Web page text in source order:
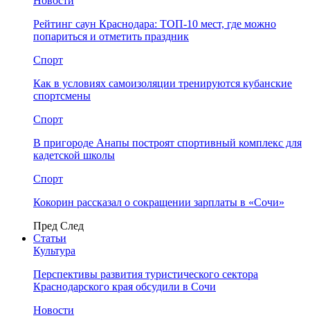
Рейтинг саун Краснодара: ТОП-10 мест, где можно
попариться и отметить праздник
Спорт
Как в условиях самоизоляции тренируются кубанские
спортсмены
Спорт
В пригороде Анапы построят спортивный комплекс для
кадетской школы
Спорт
Кокорин рассказал о сокращении зарплаты в «Сочи»
Пред След
Статьи
Культура
Перспективы развития туристического сектора
Краснодарского края обсудили в Сочи
Новости